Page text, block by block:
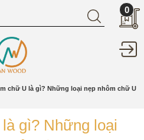
0
chữ U là gì? Những loại nẹp nhôm chữ U
gì? Những loại